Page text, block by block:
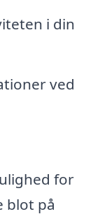
i din
ved
for
blot på